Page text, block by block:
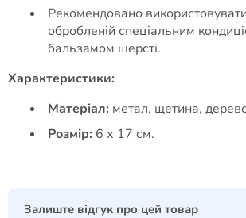
Рекомендовано
обробленій спеціальним
бальзамом шерсті.
Характеристики:
Матеріал: метал, щетина,
Розмір: 6 х 17 см.
Залиште відгук про цей товар